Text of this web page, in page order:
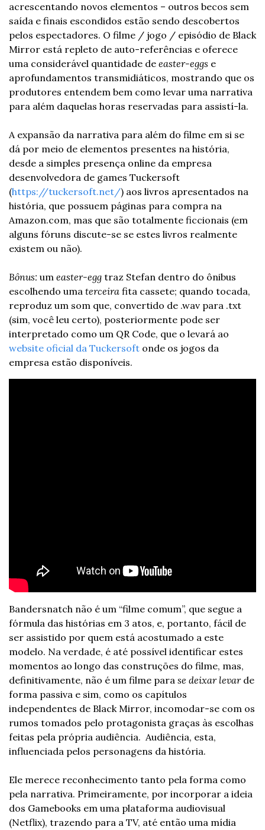
acrescentando novos elementos – outros becos sem
saída e finais escondidos estão sendo descobertos
pelos espectadores. O filme / jogo / episódio de Black
Mirror está repleto de auto-referências e oferece
uma considerável quantidade de easter-eggs e
aprofundamentos transmidiáticos, mostrando que os
produtores entendem bem como levar uma narrativa
para além daquelas horas reservadas para assistí-la.
A expansão da narrativa para além do filme em si se
dá por meio de elementos presentes na história,
desde a simples presença online da empresa
desenvolvedora de games Tuckersoft
(https://tuckersoft.net/) aos livros apresentados na
história, que possuem páginas para compra na
Amazon.com, mas que são totalmente ficcionais (em
alguns fóruns discute-se se estes livros realmente
existem ou não).
Bônus: um easter-egg traz Stefan dentro do ônibus
escolhendo uma terceira fita cassete; quando tocada,
reproduz um som que, convertido de .wav para .txt
(sim, você leu certo), posteriormente pode ser
website oficial da Tuckersoft onde os jogos da
empresa estão disponíveis.
Bandersnatch não é um “filme comum”, que segue a
fórmula das histórias em 3 atos, e, portanto, fácil de
ser assistido por quem está acostumado a este
modelo. Na verdade, é até possível identificar estes
momentos ao longo das construções do filme, mas,
definitivamente, não é um filme para se deixar levar de
forma passiva e sim, como os capítulos
independentes de Black Mirror, incomodar-se com os
rumos tomados pelo protagonista graças às escolhas
feitas pela própria audiência.  Audiência, esta,
influenciada pelos personagens da história.
Ele merece reconhecimento tanto pela forma como
pela narrativa. Primeiramente, por incorporar a ideia
dos Gamebooks em uma plataforma audiovisual
(Netflix), trazendo para a TV, até então uma mídia